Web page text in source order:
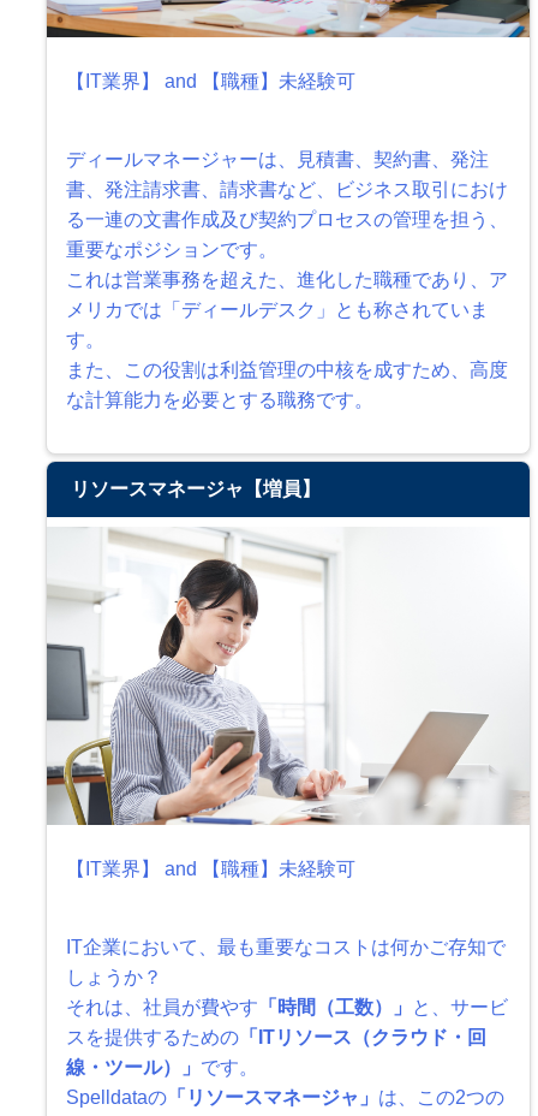
【IT業界】 and 【職種】未経験可
ディールマネージャーは、見積書、契約書、発注
書、発注請求書、請求書など、ビジネス取引におけ
る一連の文書作成及び契約プロセスの管理を担う、
重要なポジションです。
これは営業事務を超えた、進化した職種であり、ア
メリカでは「ディールデスク」とも称されていま
す。
また、この役割は利益管理の中核を成すため、高度
な計算能力を必要とする職務です。
リソースマネージャ【増員】
【IT業界】 and 【職種】未経験可
IT企業において、最も重要なコストは何かご存知で
しょうか？
それは、社員が費やす 「時間（工数）」 と、サービ
スを提供するための 「ITリソース（クラウド・回
線・ツール）」 です。
Spelldataの 「リソースマネージャ」 は、この2つの